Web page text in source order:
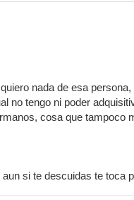
nada de esa
no tengo ni poder
cosa que tampoco
si te descuidas te toca